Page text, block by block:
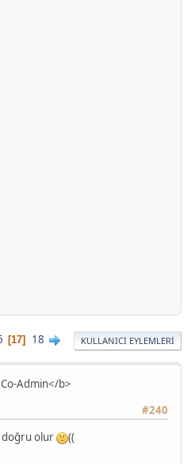
17 18 KULLANICI EYLEMLERI
Admin</b>
#240
doğru olur ((